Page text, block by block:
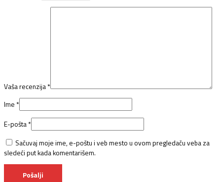
Vaša recenzija *
Ime *
E-pošta *
Sačuvaj moje ime, e-poštu i veb mesto u ovom pregledaču veba za
sledeći put kada komentarišem.